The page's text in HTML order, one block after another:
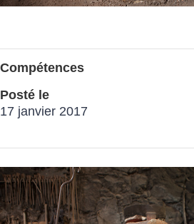
Compétences
Posté le
17 janvier 2017